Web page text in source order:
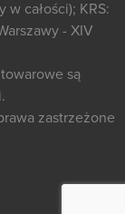
w całości); KRS:
- XIV
są
zastrzeżone